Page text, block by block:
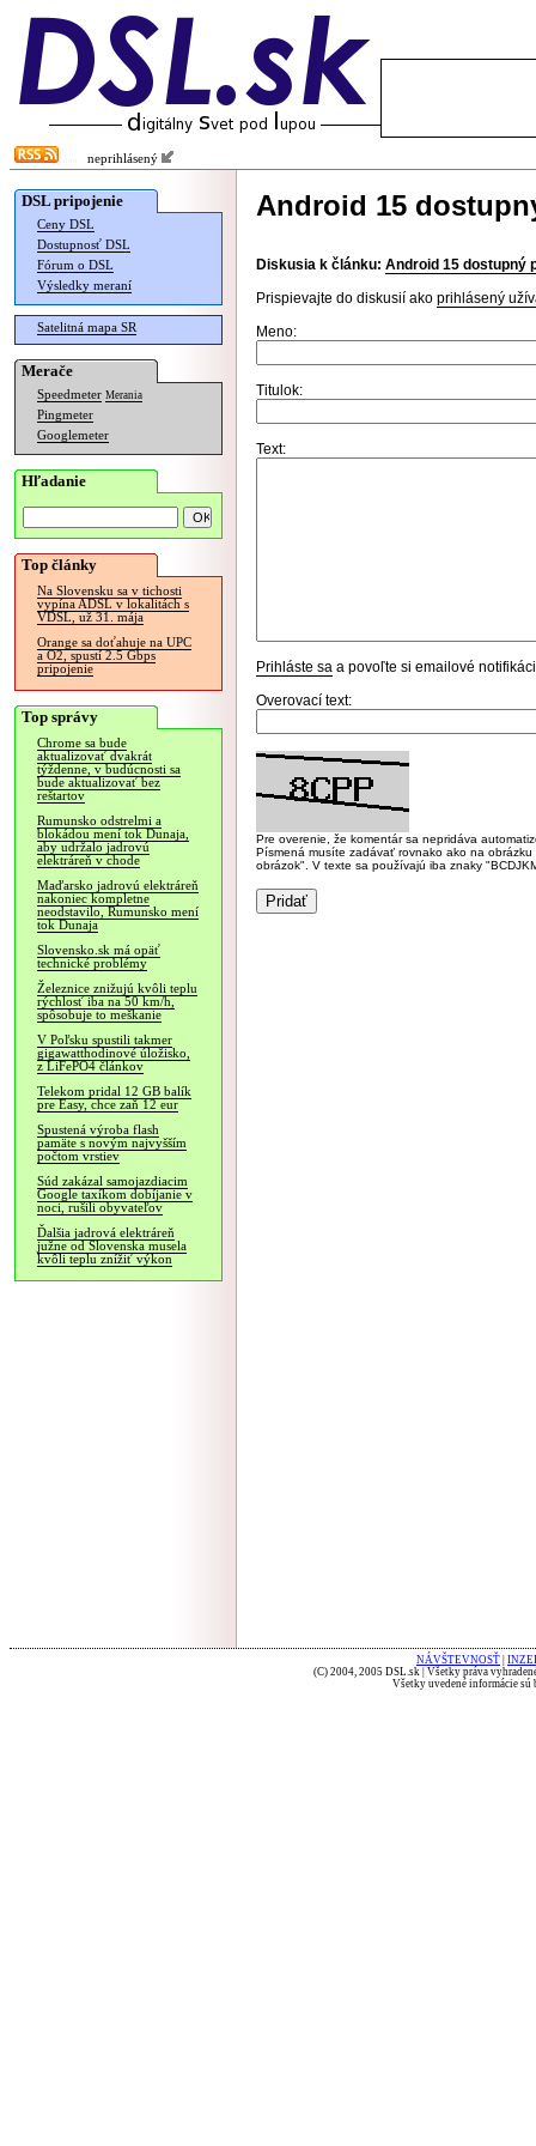
neprihlásený
DSL pripojenie
Ceny DSL
Dostupnosť DSL
Fórum o DSL
Výsledky meraní
Satelitná mapa SR
Merače
Speedmeter Merania
Pingmeter
Googlemeter
Hľadanie
Top články
Na Slovensku sa v tichosti
vypína ADSL v lokalitách s
VDSL, už 31. mája
Orange sa doťahuje na UPC
a O2, spustí 2.5 Gbps
pripojenie
Top správy
Chrome sa bude
aktualizovať dvakrát
týždenne, v budúcnosti sa
bude aktualizovať bez
reštartov
Rumunsko odstrelmi a
blokádou mení tok Dunaja,
aby udržalo jadrovú
elektráreň v chode
Maďarsko jadrovú elektráreň
nakoniec kompletne
neodstavilo, Rumunsko mení
tok Dunaja
Slovensko.sk má opäť
technické problémy
Železnice znižujú kvôli teplu
rýchlosť iba na 50 km/h,
spôsobuje to meškanie
V Poľsku spustili takmer
gigawatthodinové úložisko,
z LiFePO4 článkov
Telekom pridal 12 GB balík
pre Easy, chce zaň 12 eur
Spustená výroba flash
pamäte s novým najvyšším
počtom vrstiev
Súd zakázal samojazdiacim
Google taxíkom dobíjanie v
noci, rušili obyvateľov
Ďalšia jadrová elektráreň
južne od Slovenska musela
kvôli teplu znížiť výkon
Android 15
Diskusia k článku: Android 15 dostupný
Prispievajte do diskusií ako prihlásený
Meno:
Titulok:
Text:
Prihláste sa a povoľte si emailové
Overovací text:
Pre overenie, že komentár sa nepridáva
Písmená musíte zadávať rovnako ako na
obrázok". V texte sa používajú iba znaky
NÁVŠTEVNOSŤ
(C) 2004, 2005 DSL.sk | Všetky práva
Všetky uvedené informácie sú